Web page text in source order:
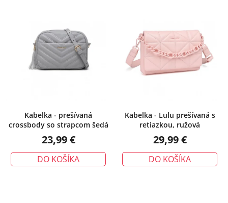
je
5,0
z
Kabelka - prešívaná
crossbody so strapcom šedá
23,99 €
DO KOŠÍKA
Kabelka - Lulu prešívaná s
retiazkou, ružová
29,99 €
DO KOŠÍKA